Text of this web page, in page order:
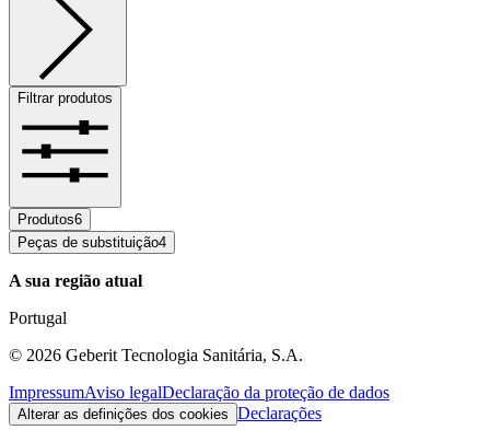
Filtrar produtos
Produtos6
Peças de substituição4
A sua região atual
Portugal
© 2026 Geberit Tecnologia Sanitária, S.A.
ImpressumAviso legalDeclaração da proteção de dados
Alterar as definições dos cookies Declarações